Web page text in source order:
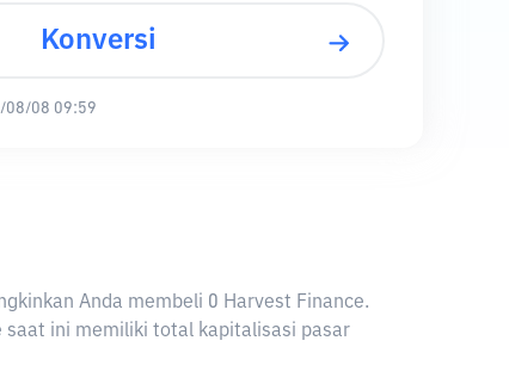
Konversi
08/08 09:59
Anda membeli 0 Harvest Finance.
saat ini memiliki total kapitalisasi pasar